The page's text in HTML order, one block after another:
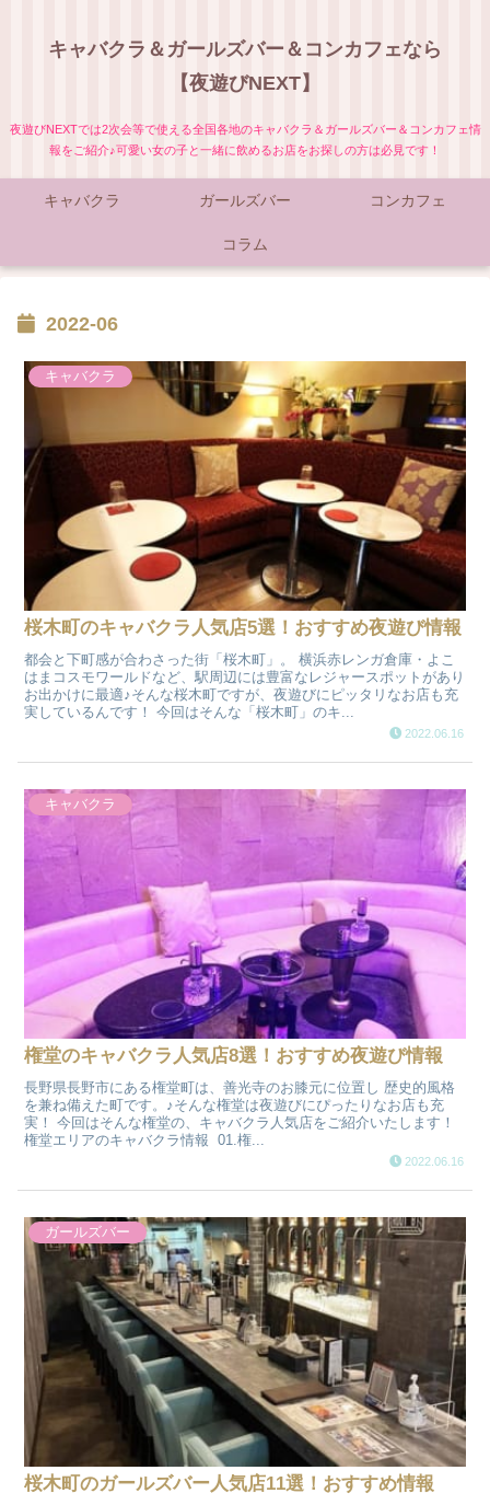
キャバクラ＆ガールズバー＆コンカフェなら
【夜遊びNEXT】
夜遊びNEXTでは2次会等で使える全国各地のキャバクラ＆ガールズバー＆コンカフェ情
報をご紹介♪可愛い女の子と一緒に飲めるお店をお探しの方は必見です！
キャバクラ ガールズバー コンカフェ
コラム
2022-06
キャバクラ
桜木町のキャバクラ人気店5選！おすすめ夜遊び情報
都会と下町感が合わさった街「桜木町」。 横浜赤レンガ倉庫・よこ
はまコスモワールドなど、駅周辺には豊富なレジャースポットがあり
お出かけに最適♪そんな桜木町ですが、夜遊びにピッタリなお店も充
実しているんです！ 今回はそんな「桜木町」のキ...
2022.06.16
キャバクラ
権堂のキャバクラ人気店8選！おすすめ夜遊び情報
長野県長野市にある権堂町は、善光寺のお膝元に位置し 歴史的風格
を兼ね備えた町です。♪そんな権堂は夜遊びにぴったりなお店も充
実！ 今回はそんな権堂の、キャバクラ人気店をご紹介いたします！
権堂エリアのキャバクラ情報 01.権...
2022.06.16
ガールズバー
桜木町のガールズバー人気店11選！おすすめ情報